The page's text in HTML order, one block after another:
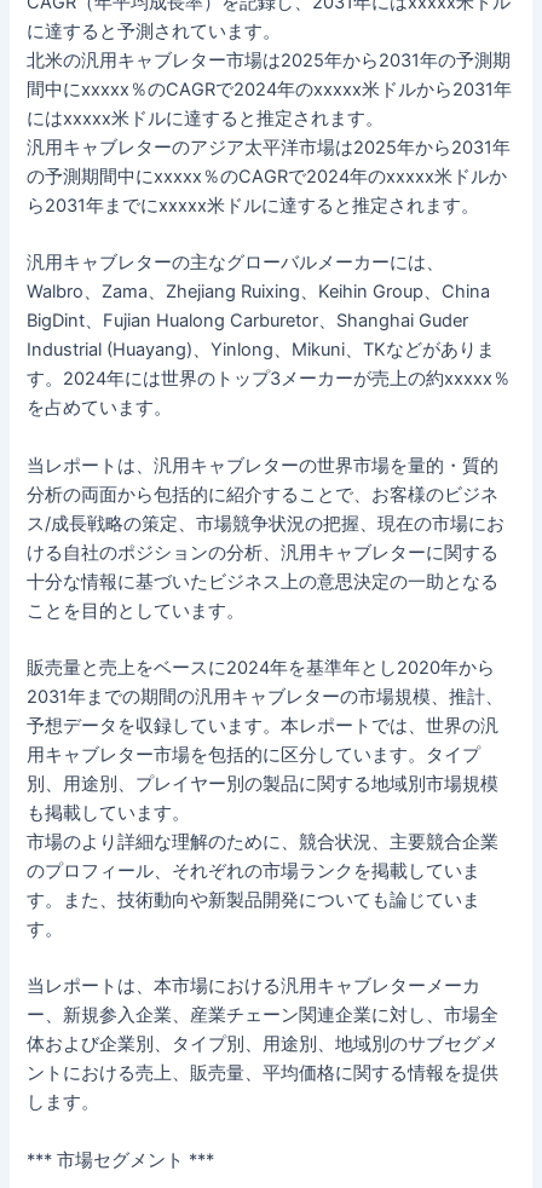
に達すると予測されています。
北米の汎用キャブレター市場は2025年から2031年の予測期
間中にxxxxx％のCAGRで2024年のxxxxx米ドルから2031年
にはxxxxx米ドルに達すると推定されます。
汎用キャブレターのアジア太平洋市場は2025年から2031年
の予測期間中にxxxxx％のCAGRで2024年のxxxxx米ドルか
ら2031年までにxxxxx米ドルに達すると推定されます。
汎用キャブレターの主なグローバルメーカーには、
Walbro、Zama、Zhejiang Ruixing、Keihin Group、China
BigDint、Fujian Hualong Carburetor、Shanghai Guder
Industrial (Huayang)、Yinlong、Mikuni、TKなどがありま
す。2024年には世界のトップ3メーカーが売上の約xxxxx％
を占めています。
当レポートは、汎用キャブレターの世界市場を量的・質的
分析の両面から包括的に紹介することで、お客様のビジネ
ス/成長戦略の策定、市場競争状況の把握、現在の市場にお
ける自社のポジションの分析、汎用キャブレターに関する
十分な情報に基づいたビジネス上の意思決定の一助となる
ことを目的としています。
販売量と売上をベースに2024年を基準年とし2020年から
2031年までの期間の汎用キャブレターの市場規模、推計、
予想データを収録しています。本レポートでは、世界の汎
用キャブレター市場を包括的に区分しています。タイプ
別、用途別、プレイヤー別の製品に関する地域別市場規模
も掲載しています。
市場のより詳細な理解のために、競合状況、主要競合企業
のプロフィール、それぞれの市場ランクを掲載していま
す。また、技術動向や新製品開発についても論じていま
す。
当レポートは、本市場における汎用キャブレターメーカ
ー、新規参入企業、産業チェーン関連企業に対し、市場全
体および企業別、タイプ別、用途別、地域別のサブセグメ
ントにおける売上、販売量、平均価格に関する情報を提供
します。
*** 市場セグメント ***